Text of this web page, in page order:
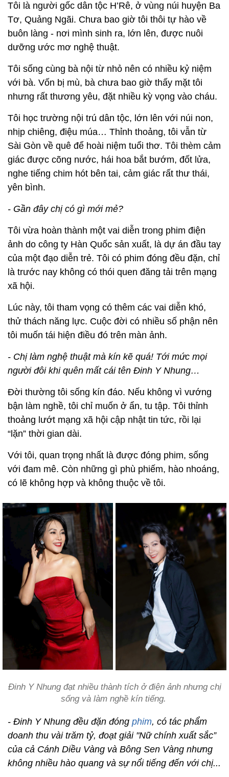
Tôi là người gốc dân tộc H’Rê, ở vùng núi huyện Ba
Tơ, Quảng Ngãi. Chưa bao giờ tôi thôi tự hào về
buôn làng - nơi mình sinh ra, lớn lên, được nuôi
dưỡng ước mơ nghệ thuật.
Tôi sống cùng bà nội từ nhỏ nên có nhiều kỷ niệm
với bà. Vốn bị mù, bà chưa bao giờ thấy mặt tôi
nhưng rất thương yêu, đặt nhiều kỳ vọng vào cháu.
Tôi học trường nội trú dân tộc, lớn lên với núi non,
nhịp chiêng, điệu múa… Thỉnh thoảng, tôi vẫn từ
Sài Gòn về quê để hoài niệm tuổi thơ. Tôi thèm cảm
giác được cõng nước, hái hoa bắt bướm, đốt lửa,
nghe tiếng chim hót bên tai, cảm giác rất thư thái,
yên bình.
- Gần đây chị có gì mới mẻ?
Tôi vừa hoàn thành một vai diễn trong phim điện
ảnh do công ty Hàn Quốc sản xuất, là dự án đầu tay
của một đạo diễn trẻ. Tôi có phim đóng đều đặn, chỉ
là trước nay không có thói quen đăng tải trên mạng
xã hội.
Lúc này, tôi tham vọng có thêm các vai diễn khó,
thử thách năng lực. Cuộc đời có nhiều số phận nên
tôi muốn tái hiện điều đó trên màn ảnh.
- Chị làm nghệ thuật mà kín kẽ quá! Tới mức mọi
người đôi khi quên mất cái tên Đinh Y Nhung…
Đời thường tôi sống kín đáo. Nếu không vì vướng
bận làm nghề, tôi chỉ muốn ở ẩn, tu tập. Tôi thỉnh
thoảng lướt mạng xã hội cập nhật tin tức, rồi lại
“lặn” thời gian dài.
Với tôi, quan trọng nhất là được đóng phim, sống
với đam mê. Còn những gì phù phiếm, hào nhoáng,
có lẽ không hợp và không thuộc về tôi.
Đinh Y Nhung đạt nhiều thành tích ở điện ảnh nhưng chị
sống và làm nghề kín tiếng.
- Đinh Y Nhung đều đặn đóng phim, có tác phẩm
doanh thu vài trăm tỷ, đoạt giải "Nữ chính xuất sắc”
của cả Cánh Diều Vàng và Bông Sen Vàng nhưng
không nhiều hào quang và sự nổi tiếng đến với chị...